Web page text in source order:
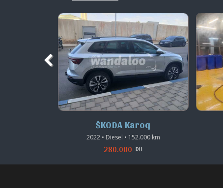
ŠKODA Karoq
2022 • Diesel • 152.000 km
280.000 DH